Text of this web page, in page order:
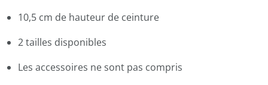
10,5 cm de hauteur de ceinture
2 tailles disponibles
Les accessoires ne sont pas compris